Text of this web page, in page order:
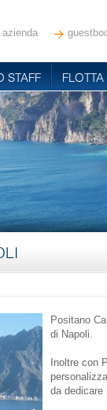
azienda
STAFF FLOTTA
Positano
di Napoli.
Inoltre con
da dedicare